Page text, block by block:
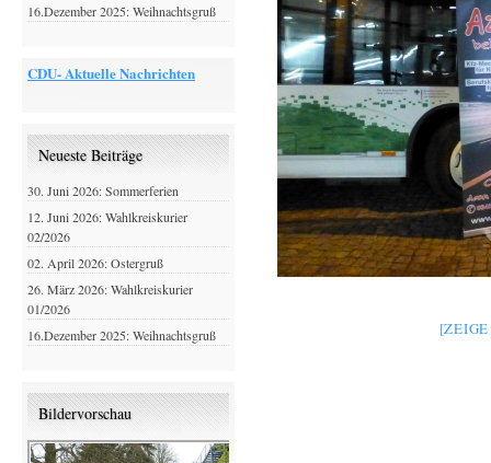
16.Dezember 2025: Weihnachtsgruß
CDU- Aktuelle Nachrichten
Neueste Beiträge
30. Juni 2026: Sommerferien
12. Juni 2026: Wahlkreiskurier
02/2026
02. April 2026: Ostergruß
26. März 2026: Wahlkreiskurier
01/2026
16.Dezember 2025: Weihnachtsgruß
Bildervorschau